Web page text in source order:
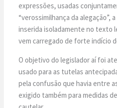
expressões, usadas
“verossimilhança da alegação”,
inserida isoladamente no texto
vem carregado de forte indício
O objetivo do legislador aí foi
usado para as tutelas
pela confusão que havia entre
exigido também para medidas